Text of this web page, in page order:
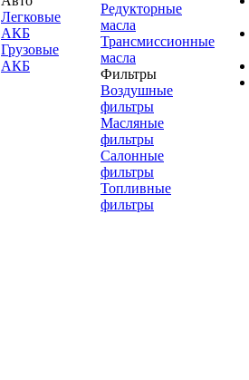
Легковые
АКБ
Грузовые
АКБ
Редукторные
масла
Трансмиссионные
масла
Фильтры
Воздушные
фильтры
Масляные
фильтры
Салонные
фильтры
Топливные
фильтры